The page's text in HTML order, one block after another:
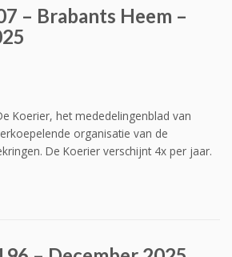
– Brabants Heem –
Koerier, het mededelingenblad van
organisatie van de
De Koerier verschijnt 4x per jaar.